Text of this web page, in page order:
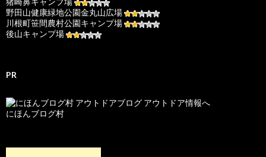
野田山健康緑地公園金丸山広場
川根町笹間農村公園キャンプ場
後山キャンプ場
PR
にほんブログ村